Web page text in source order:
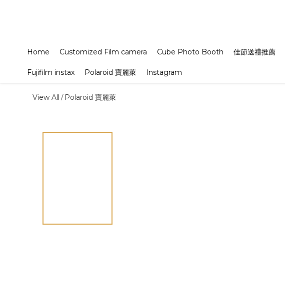
Home Customized Film camera Cube Photo Booth 佳節送禮推薦
Fujifilm instax Polaroid 寶麗萊 Instagram
View All / Polaroid 寶麗萊